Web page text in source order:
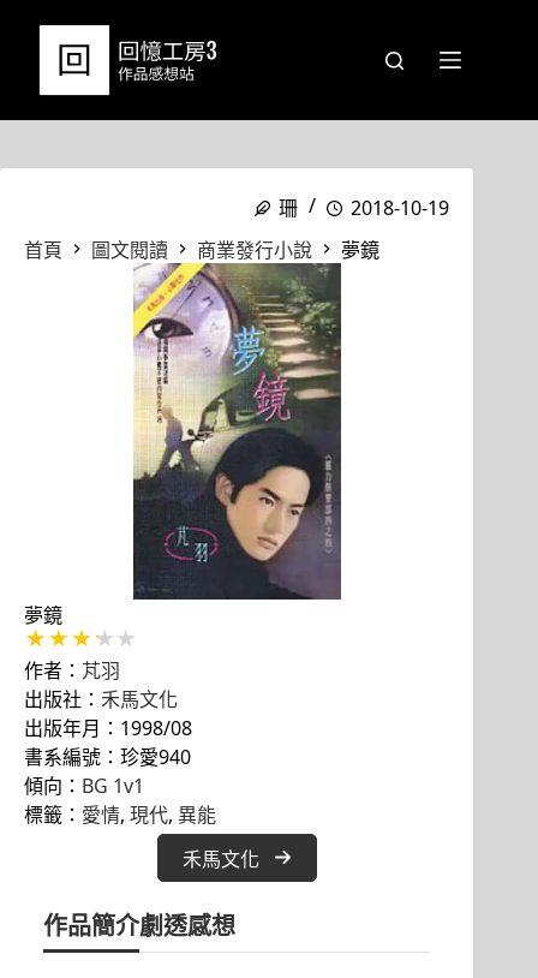
珊
2018-10-19
首頁
圖文閱讀 商業發行小說 夢鏡
夢鏡
作者： 芃羽
出版社： 禾馬文化
出版年月：1998/08
書系編號：珍愛940
傾向： BG 1v1
標籤： 愛情, 現代, 異能
禾馬文化
作品簡介劇透感想